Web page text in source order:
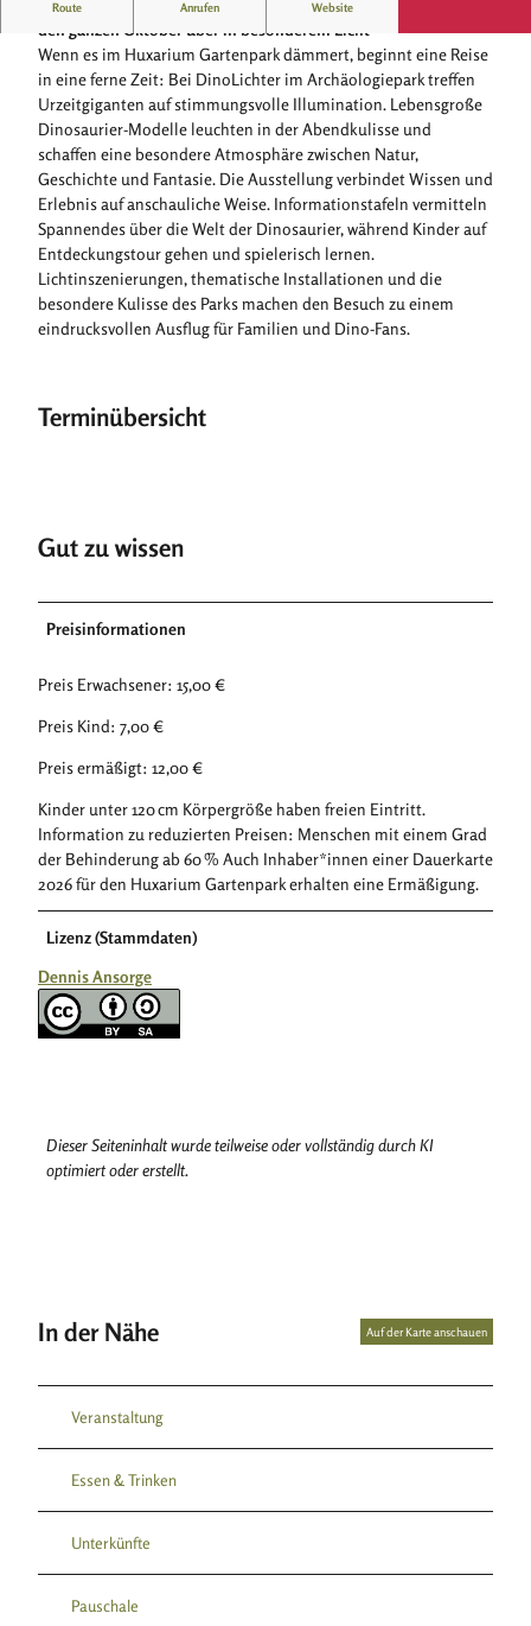
Route Anrufen Website
den ganzen Oktober über in besonderem Licht
Wenn es im Huxarium Gartenpark dämmert, beginnt eine Reise
in eine ferne Zeit: Bei DinoLichter im Archäologiepark treffen
Urzeitgiganten auf stimmungsvolle Illumination. Lebensgroße
Dinosaurier-Modelle leuchten in der Abendkulisse und
schaffen eine besondere Atmosphäre zwischen Natur,
Geschichte und Fantasie. Die Ausstellung verbindet Wissen und
Erlebnis auf anschauliche Weise. Informationstafeln vermitteln
Spannendes über die Welt der Dinosaurier, während Kinder auf
Entdeckungstour gehen und spielerisch lernen.
Lichtinszenierungen, thematische Installationen und die
besondere Kulisse des Parks machen den Besuch zu einem
eindrucksvollen Ausflug für Familien und Dino-Fans.
Terminübersicht
Gut zu wissen
Preisinformationen
Preis Erwachsener: 15,00 €
Preis Kind: 7,00 €
Preis ermäßigt: 12,00 €
Kinder unter 120 cm Körpergröße haben freien Eintritt.
Information zu reduzierten Preisen: Menschen mit einem Grad
der Behinderung ab 60 % Auch Inhaber*innen einer Dauerkarte
2026 für den Huxarium Gartenpark erhalten eine Ermäßigung.
Lizenz (Stammdaten)
Dennis Ansorge
Dieser Seiteninhalt wurde teilweise oder vollständig durch KI
optimiert oder erstellt.
In der Nähe Auf der Karte anschauen
Veranstaltung
Essen & Trinken
Unterkünfte
Pauschale